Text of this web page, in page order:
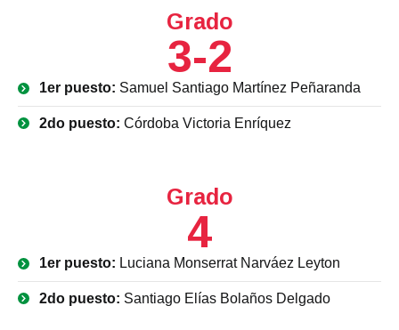
Grado
3-2
1er puesto: Samuel Santiago Martínez Peñaranda
2do puesto: Córdoba Victoria Enríquez
Grado
4
1er puesto: Luciana Monserrat Narváez Leyton
2do puesto: Santiago Elías Bolaños Delgado